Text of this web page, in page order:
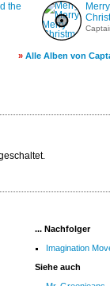
the
» Alle Alben von
... Nachfolger
Imagination
Siehe auch